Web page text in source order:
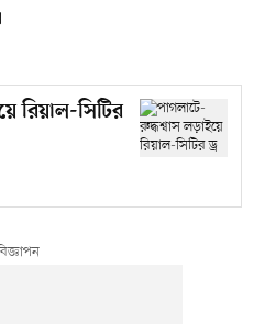
রিয়াল-সিটির